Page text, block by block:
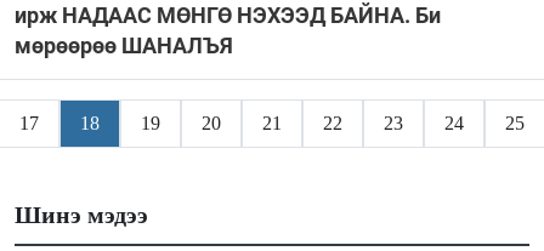
ирж НАДААС МӨНГӨ НЭХЭЭД БАЙНА. Би
мөрөөрөө ШАНАЛЪЯ
17 18 19 20 21 22 23 24 25
Шинэ мэдээ